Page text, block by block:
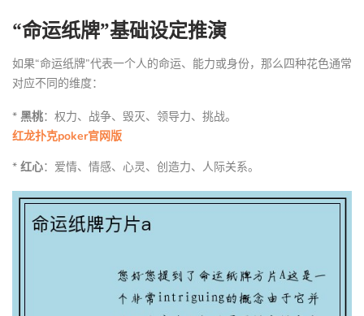
“命运纸牌”基础设定推演
如果“命运纸牌”代表一个人的命运、能力或身份，那么四种花色通常
对应不同的维度：
* 黑桃：权力、战争、毁灭、领导力、挑战。
红龙扑克poker官网版
* 红心：爱情、情感、心灵、创造力、人际关系。